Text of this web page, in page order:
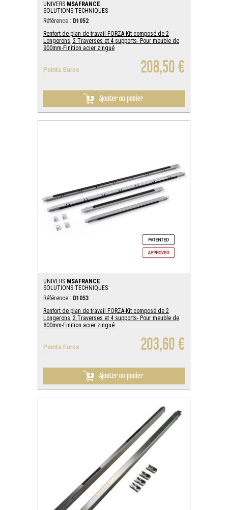
UNIVERS MSAFRANCE
SOLUTIONS TECHNIQUES
Référence : D1052
Renfort de plan de travail FORZA-Kit composé de 2
Longerons, 2 Traverses et 4 supports- Pour meuble de
900mm-Finition acier zingué
Points Euros
:
208,50 €
Ajouter au panier
UNIVERS MSAFRANCE
SOLUTIONS TECHNIQUES
Référence : D1053
Renfort de plan de travail FORZA-Kit composé de 2
Longerons, 2 Traverses et 4 supports- Pour meuble de
800mm-Finition acier zingué
Points Euros
:
203,60 €
Ajouter au panier